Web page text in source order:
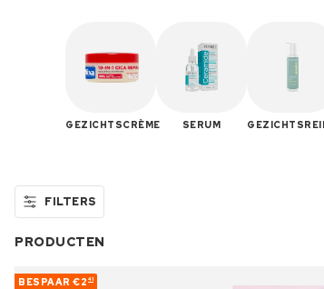
GEZICHTSCRÈME SERUM
FILTERS
PRODUCTEN
BESPAAR €2 41